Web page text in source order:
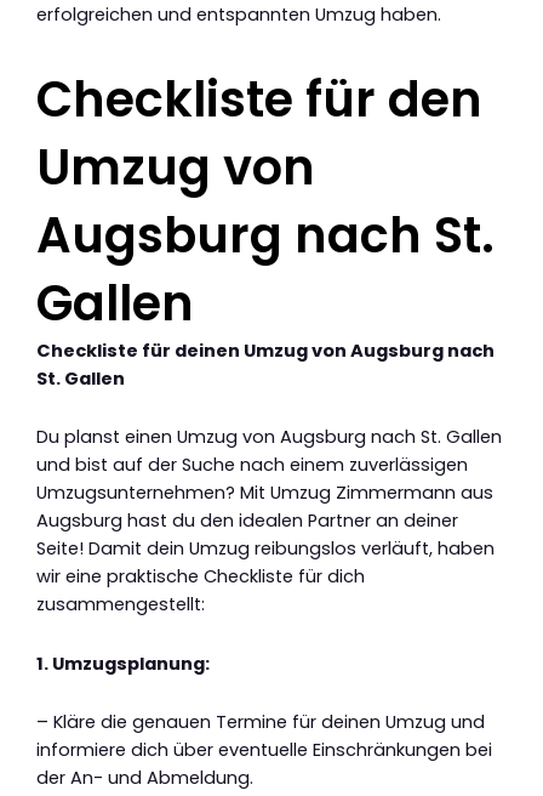
erfolgreichen und entspannten Umzug haben.
Checkliste für den
Umzug von
Augsburg nach St.
Gallen
Checkliste für deinen Umzug von Augsburg nach
St. Gallen
Du planst einen Umzug von Augsburg nach St. Gallen
und bist auf der Suche nach einem zuverlässigen
Umzugsunternehmen? Mit Umzug Zimmermann aus
Augsburg hast du den idealen Partner an deiner
Seite! Damit dein Umzug reibungslos verläuft, haben
wir eine praktische Checkliste für dich
zusammengestellt:
1. Umzugsplanung:
– Kläre die genauen Termine für deinen Umzug und
informiere dich über eventuelle Einschränkungen bei
der An- und Abmeldung.